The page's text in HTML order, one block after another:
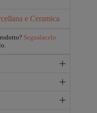
e Ceramica
Segnalacelo